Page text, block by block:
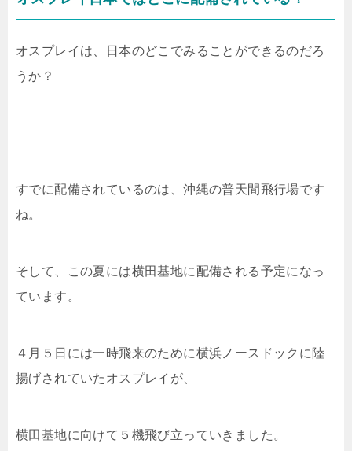
オスプレイは、日本のどこでみることができるのだろ
うか？
すでに配備されているのは、沖縄の普天間飛行場です
ね。
そして、この夏には横田基地に配備される予定になっ
ています。
４月５日には一時飛来のために横浜ノースドックに陸
揚げされていたオスプレイが、
横田基地に向けて５機飛び立っていきました。